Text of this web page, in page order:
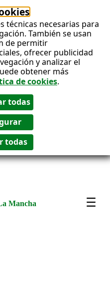
técnicas necesarias para
También se usan
de permitir
ofrecer publicidad
y analizar el
obtener más
de cookies.
Mancha